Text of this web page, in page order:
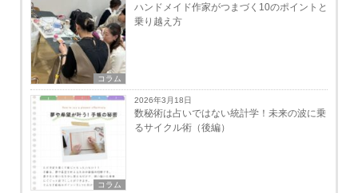
コラム
ハンドメイド作家がつまづく10のポイントと
乗り越え方
コラム
2026年3月18日
数秘術は占いではない統計学！未来の波に乗
るサイクル術（後編）